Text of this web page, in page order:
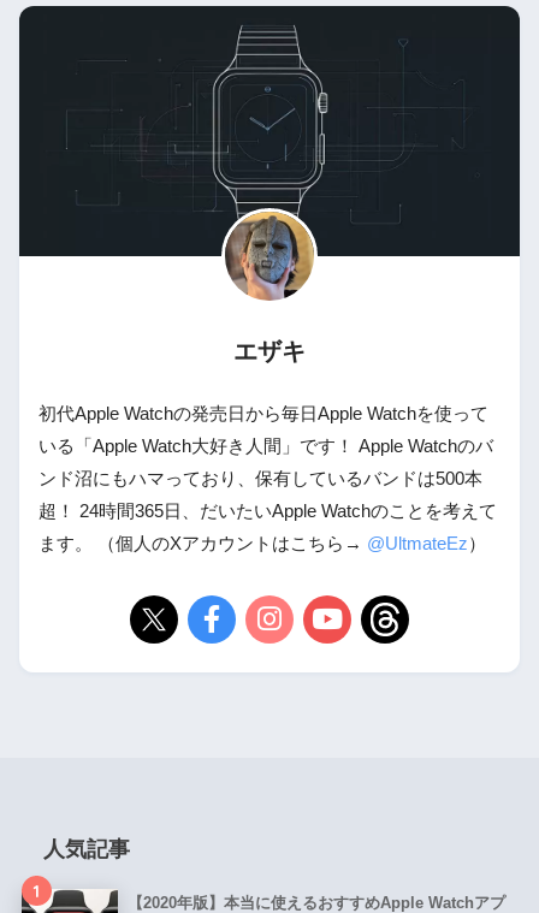
エザキ
初代Apple Watchの発売日から毎日Apple Watchを使って
いる「Apple Watch大好き人間」です！ Apple Watchのバ
ンド沼にもハマっており、保有しているバンドは500本
超！ 24時間365日、だいたいApple Watchのことを考えて
ます。 （個人のXアカウントはこちら→ @UltmateEz）
人気記事
1
【2020年版】本当に使えるおすすめApple Watchアプ